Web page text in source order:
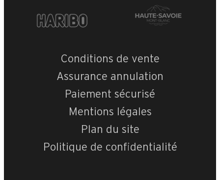
Conditions de vente
Assurance annulation
Paiement sécurisé
Mentions légales
Plan du site
Politique de confidentialité